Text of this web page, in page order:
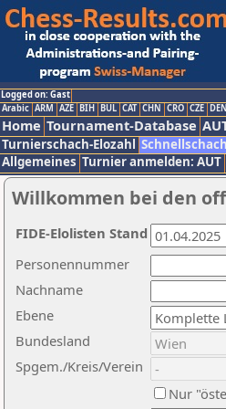
Logged on: Gast
Arabic ARM AZE BIH BUL CAT CHN CRO CZE DEN
Home Tournament-Database
Turnierschach-Elozahl
Allgemeines Turnier anmelden: AUT
Willkommen bei den
Nachname
Ebene
Personennummer
Bundesland
Spgem./Kreis/Verein
Nur
FIDE-Elolisten Stand